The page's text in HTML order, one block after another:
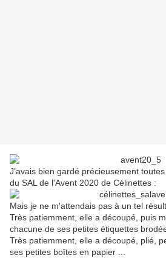
J'avais bien gardé précieusement
du SAL de l'Avent 2020 de Célinettes :
Mais je ne m'attendais pas à un tel
Très patiemment, elle a découpé, puis
chacune de ses petites étiquettes
Très patiemment, elle a découpé, plié,
ses petites boîtes en papier ...